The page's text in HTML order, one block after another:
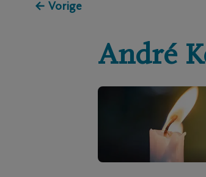
← Vorige
André